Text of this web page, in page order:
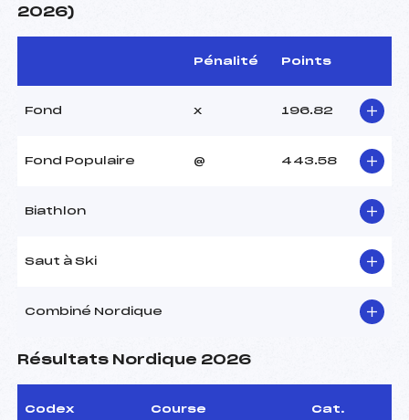
2026)
Pénalité Points
Fond x 196.82
Fond Populaire @ 443.58
Biathlon
Saut à Ski
Combiné Nordique
Résultats Nordique 2026
Codex Course Cat.